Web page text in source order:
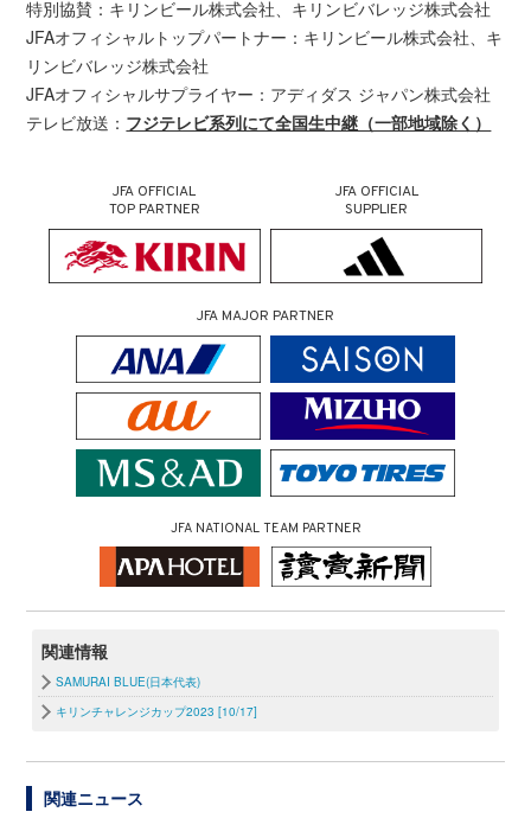
特別協賛：キリンビール株式会社、キリンビバレッジ株式会社
JFAオフィシャルトップパートナー：キリンビール株式会社、キ
リンビバレッジ株式会社
JFAオフィシャルサプライヤー：アディダス ジャパン株式会社
テレビ放送： フジテレビ系列にて全国生中継（一部地域除く）
JFA OFFICIAL
TOP PARTNER
JFA OFFICIAL
SUPPLIER
JFA MAJOR PARTNER
JFA NATIONAL TEAM PARTNER
関連情報
SAMURAI BLUE(日本代表)
キリンチャレンジカップ2023 [10/17]
関連ニュース